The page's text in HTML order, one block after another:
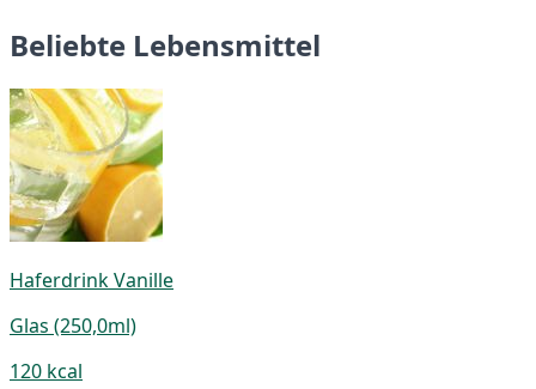
Beliebte Lebensmittel
Haferdrink Vanille
Glas (250,0ml)
120 kcal